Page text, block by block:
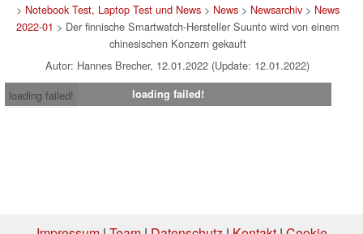
> Notebook Test, Laptop Test und News> News> Newsarchiv> News
2022-01 > Der finnische Smartwatch-Hersteller Suunto wird von einem
chinesischen Konzern gekauft
Autor: Hannes Brecher, 12.01.2022 (Update: 12.01.2022)
loading failed!
loading failed!